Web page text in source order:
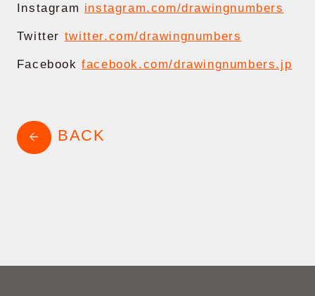
shopping_cart
arrow_back BACK
Instagram instagram.com/drawingnumbers
Twitter twitter.com/drawingnumbers
Facebookfacebook.com/drawingnumbers.jp